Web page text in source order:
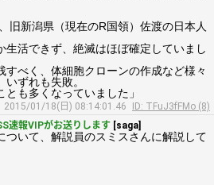
旧新潟県（現在のR国領）佐渡の日本人
生活できず、絶滅はほぼ確定していまし
すべく、体細胞クローンの作成など様々
ずれも失敗。
も多くなっていました」
2015/01/18(日) 08:14:01.46
ID: TFuJ3fFMo (8)
速報VIPがお送りします [saga]
ついて、解説員のスミスさんに解説して